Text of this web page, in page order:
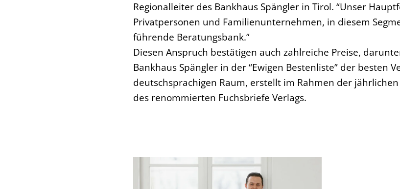
Regionalleiter des Bankhaus Spängler in Tirol. “Unser
Privatpersonen und Familienunternehmen, in diesem
führende Beratungsbank.”
Diesen Anspruch bestätigen auch zahlreiche Preise,
Bankhaus Spängler in der “Ewigen Bestenliste” der besten
deutschsprachigen Raum, erstellt im Rahmen der jährlichen
des renommierten Fuchsbriefe Verlags.